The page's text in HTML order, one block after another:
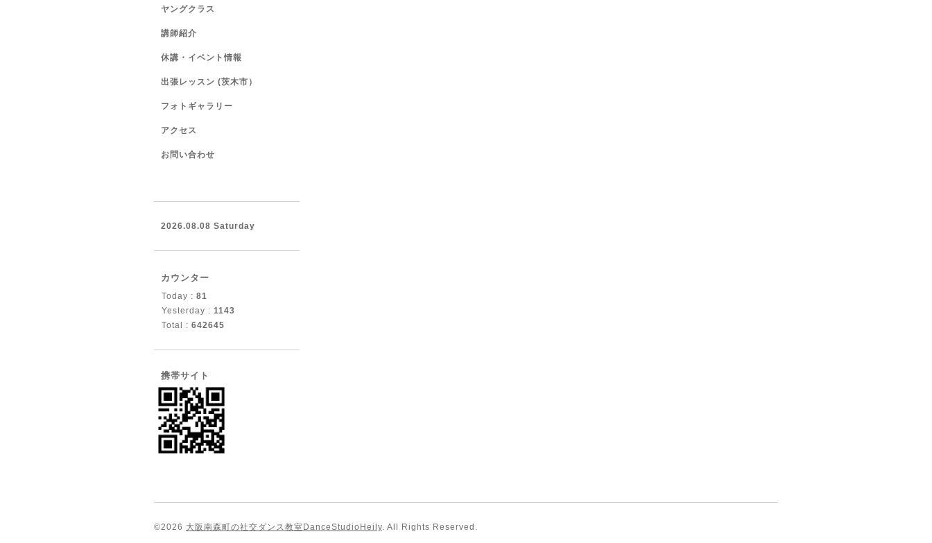
ヤングクラス
講師紹介
休講・イベント情報
出張レッスン (茨木市）
フォトギャラリー
アクセス
お問い合わせ
2026.08.08 Saturday
カウンター
Today : 81
Yesterday : 1143
Total : 642645
携帯サイト
©2026 大阪南森町の社交ダンス教室DanceStudioHeily. All Rights Reserved.